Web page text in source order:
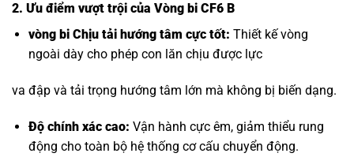
2. Ưu điểm vượt trội của Vòng bi CF6 B
vòng bi Chịu tải hướng tâm cực tốt: Thiết kế vòng
ngoài dày cho phép con lăn chịu được lực
va đập và tải trọng hướng tâm lớn mà không bị biến dạng.
Độ chính xác cao: Vận hành cực êm, giảm thiểu rung
động cho toàn bộ hệ thống cơ cấu chuyển động.